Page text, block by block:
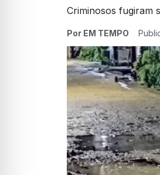
Criminosos fugiram
Por EM TEMPO